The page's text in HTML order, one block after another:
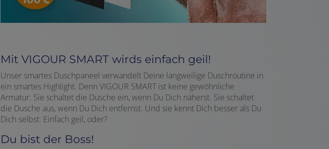
Mit VIGOUR SMART wirds einfach geil!
Unser smartes Duschpaneel verwandelt Deine langweilige Duschroutine in
ein smartes Highlight. Denn VIGOUR SMART ist keine gewöhnliche
Armatur. Sie schaltet die Dusche ein, wenn Du Dich näherst. Sie schaltet
die Dusche aus, wenn Du Dich entfernst. Und sie kennt Dich besser als Du
Dich selbst. Einfach geil, oder?
Du bist der Boss!